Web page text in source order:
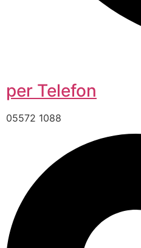
per Telefon
05572 1088